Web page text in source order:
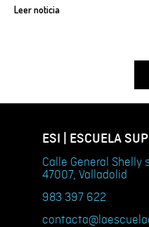
Leer noticia
ESI | ESCUELA
Calle General Shelly
47007, Valladolid
983 397 622